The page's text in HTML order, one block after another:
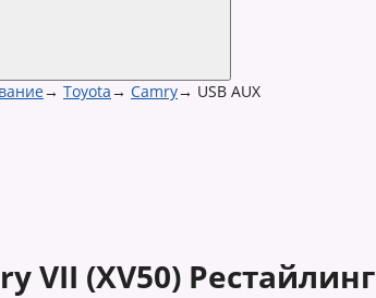
→ Toyota→ Camry→ USB AUX
VII (XV50) Рестайлинг